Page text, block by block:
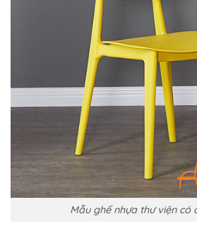
Mẫu ghế nhựa thư viện có